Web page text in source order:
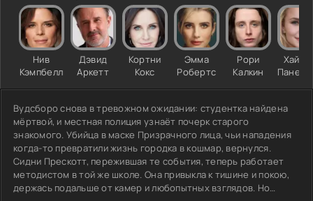
Нив
Кэмпбелл
Дэвид
Аркетт
Кортни
Кокс
Эмма
Робертс
Рори
Калкин
Вудсборо снова в тревожном ожидании: студентка найдена
мёртвой, и местная полиция узнаёт почерк старого
знакомого. Убийца в маске Призрачного лица, чьи нападения
когда-то превратили жизнь городка в кошмар, вернулся.
Сидни Прескотт, пережившая те события, теперь работает
методистом в той же школе. Она привыкла к тишине и покою,
держась подальше от камер и любопытных взглядов. Но